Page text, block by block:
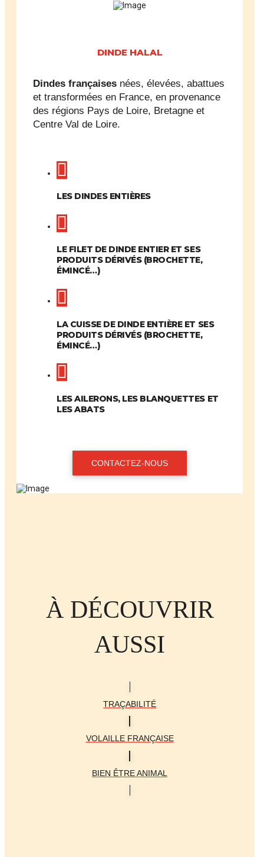
DINDE HALAL
Dindes françaises nées, élevées, abattues
et transformées en France, en provenance
des régions Pays de Loire, Bretagne et
Centre Val de Loire.
LES DINDES ENTIÈRES
LE FILET DE DINDE ENTIER ET SES
PRODUITS DÉRIVÉS (BROCHETTE,
ÉMINCÉ…)
LA CUISSE DE DINDE ENTIÈRE ET SES
PRODUITS DÉRIVÉS (BROCHETTE,
ÉMINCÉ…)
LES AILERONS, LES BLANQUETTES ET
LES ABATS
CONTACTEZ-NOUS
À DÉCOUVRIR
AUSSI
TRAÇABILITÉ
VOLAILLE FRANÇAISE
BIEN ÊTRE ANIMAL